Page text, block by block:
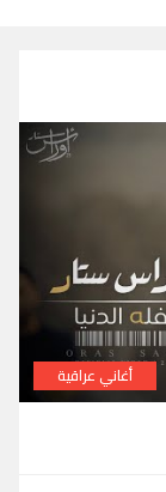
أغاني عراقية